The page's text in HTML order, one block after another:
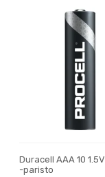
Duracell AAA 10
-paristo